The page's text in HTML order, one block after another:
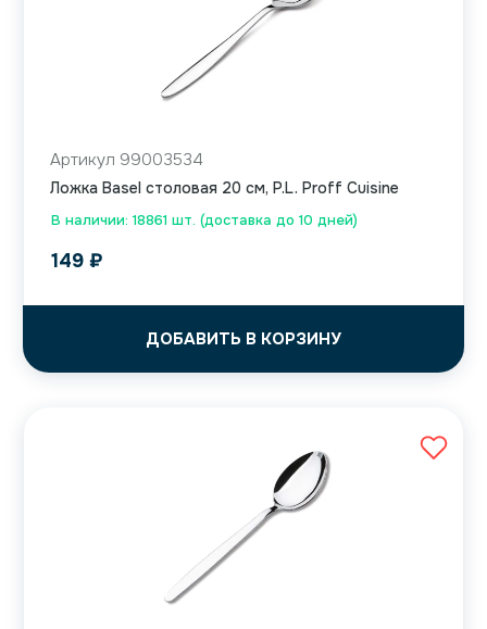
В наличии: 18861 шт. (доставка до 10 дней)
Артикул 99003534
Ложка Basel столовая 20 см, P.L. Proff Cuisine
149 ₽
ДОБАВИТЬ В КОРЗИНУ